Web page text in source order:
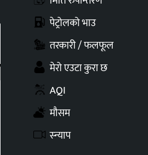
पेट्रोलको भाउ
तरकारी / फलफूल
मेरो एउटा कुरा छ
AQI
मौसम
स्न्याप